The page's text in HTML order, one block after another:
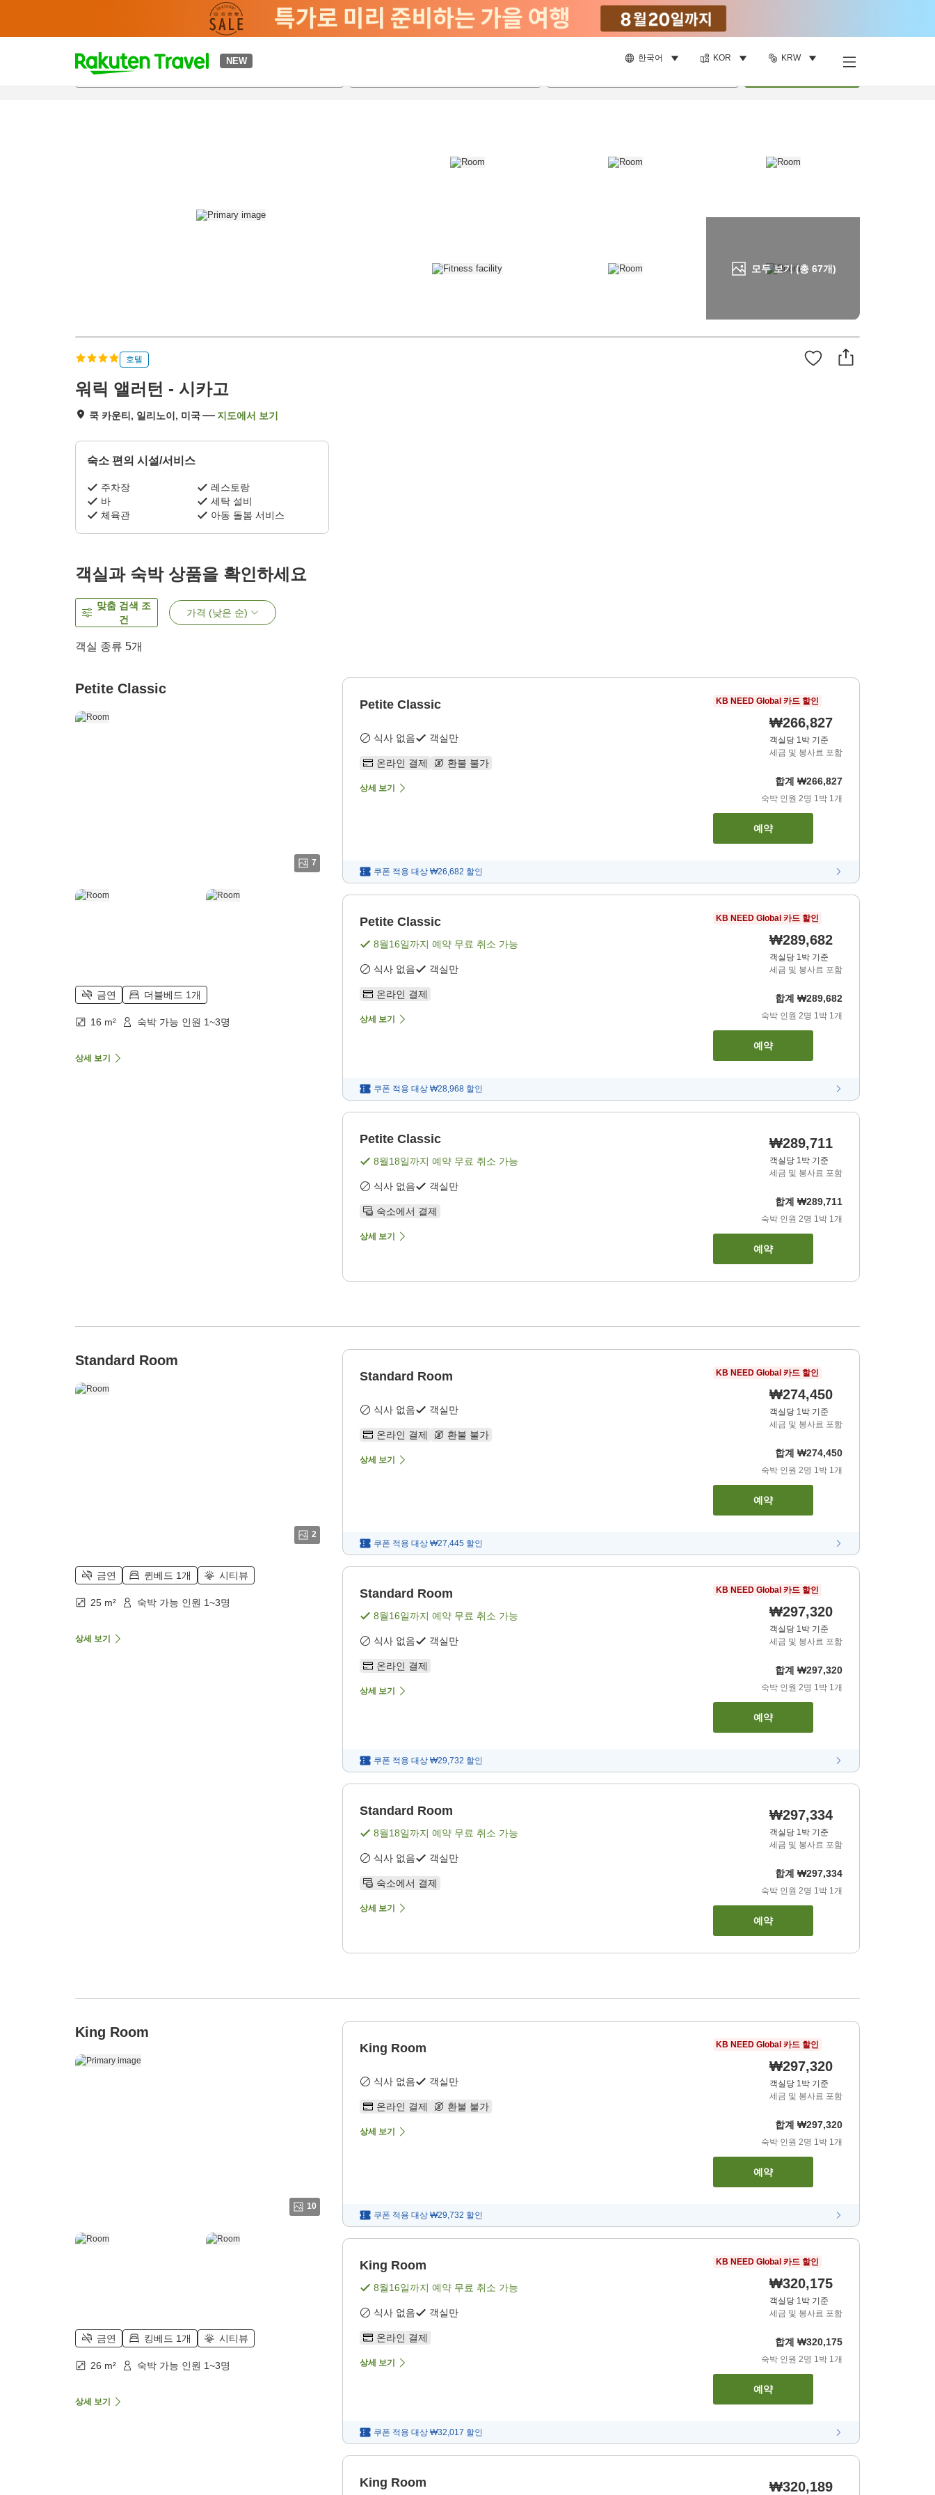
NEW 한국어 KOR KRW
t
p
모두 보기 (총 67개)
개요객실 & 숙박 상품이용 후기 편의 시설/서비스
호텔
워릭 앨러턴 - 시카고
쿡 카운티, 일리노이, 미국 지도에서 보기
숙소 편의 시설/서비스
주차장
레스토랑
바
세탁 설비
체육관
아동 돌봄 서비스
객실과 숙박 상품을 확인하세요
맞춤 검색 조
건
가격 (낮은 순)
객실 종류 5개
Petite Classic
7
금연 더블베드 1개
16 m² 숙박 가능 인원 1~3명
상세 보기
Petite Classic
식사 없음 객실만
온라인 결제 환불 불가
상세 보기
KB NEED Global 카드 할인
₩266,827
객실당 1박 기준
세금 및 봉사료 포함
합계 ₩266,827
숙박 인원 2명 1박 1개
예약
쿠폰 적용 대상 ₩26,682 할인
Petite Classic
8월16일까지 예약 무료 취소 가능
식사 없음 객실만
온라인 결제
상세 보기
KB NEED Global 카드 할인
₩289,682
객실당 1박 기준
세금 및 봉사료 포함
합계 ₩289,682
숙박 인원 2명 1박 1개
예약
쿠폰 적용 대상 ₩28,968 할인
Petite Classic
8월18일까지 예약 무료 취소 가능
식사 없음 객실만
숙소에서 결제
상세 보기
₩289,711
객실당 1박 기준
세금 및 봉사료 포함
합계 ₩289,711
숙박 인원 2명 1박 1개
예약
Standard Room
2
금연 퀸베드 1개 시티뷰
25 m² 숙박 가능 인원 1~3명
상세 보기
Standard Room
식사 없음 객실만
온라인 결제 환불 불가
상세 보기
KB NEED Global 카드 할인
₩274,450
객실당 1박 기준
세금 및 봉사료 포함
합계 ₩274,450
숙박 인원 2명 1박 1개
예약
쿠폰 적용 대상 ₩27,445 할인
Standard Room
8월16일까지 예약 무료 취소 가능
식사 없음 객실만
온라인 결제
상세 보기
KB NEED Global 카드 할인
₩297,320
객실당 1박 기준
세금 및 봉사료 포함
합계 ₩297,320
숙박 인원 2명 1박 1개
예약
쿠폰 적용 대상 ₩29,732 할인
Standard Room
8월18일까지 예약 무료 취소 가능
식사 없음 객실만
숙소에서 결제
상세 보기
₩297,334
객실당 1박 기준
세금 및 봉사료 포함
합계 ₩297,334
숙박 인원 2명 1박 1개
예약
King Room
10
금연 킹베드 1개 시티뷰
26 m² 숙박 가능 인원 1~3명
상세 보기
King Room
식사 없음 객실만
온라인 결제 환불 불가
상세 보기
KB NEED Global 카드 할인
₩297,320
객실당 1박 기준
세금 및 봉사료 포함
합계 ₩297,320
숙박 인원 2명 1박 1개
예약
쿠폰 적용 대상 ₩29,732 할인
King Room
8월16일까지 예약 무료 취소 가능
식사 없음 객실만
온라인 결제
상세 보기
KB NEED Global 카드 할인
₩320,175
객실당 1박 기준
세금 및 봉사료 포함
합계 ₩320,175
숙박 인원 2명 1박 1개
예약
쿠폰 적용 대상 ₩32,017 할인
King Room ₩320,189